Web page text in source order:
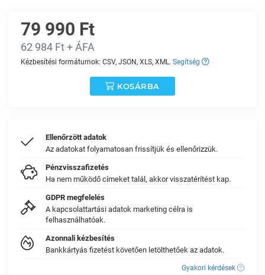
79 990 Ft
62 984 Ft + ÁFA
Kézbesítési formátumok: CSV, JSON, XLS, XML. Segítség
KOSÁRBA
Ellenőrzött adatok
Az adatokat folyamatosan frissítjük és ellenőrizzük.
Pénzvisszafizetés
Ha nem működő címeket talál, akkor visszatérítést kap.
GDPR megfelelés
A kapcsolattartási adatok marketing célra is
felhasználhatóak.
Azonnali kézbesítés
Bankkártyás fizetést követően letölthetőek az adatok.
Gyakori kérdések